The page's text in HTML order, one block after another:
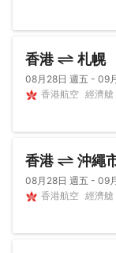
香港 札幌
08月28日 週五 - 09
香港航空 經濟艙
香港 沖繩
08月28日 週五 - 09
香港航空 經濟艙